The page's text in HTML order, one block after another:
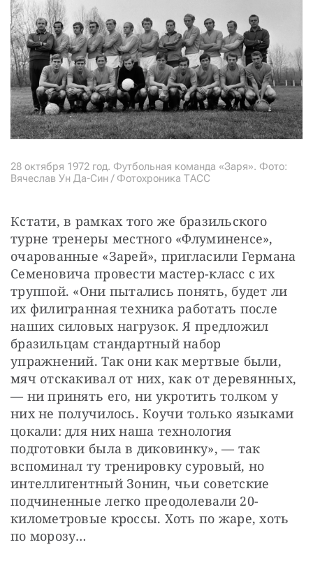
28 октября 1972 год. Футбольная команда «Заря». Фото:
Вячеслав Ун Да-Син / Фотохроника ТАСС
Кстати, в рамках того же бразильского
турне тренеры местного «Флуминенсе»,
очарованные «Зарей», пригласили Германа
Семеновича провести мастер-класс с их
труппой. «Они пытались понять, будет ли
их филигранная техника работать после
наших силовых нагрузок. Я предложил
бразильцам стандартный набор
упражнений. Так они как мертвые были,
мяч отскакивал от них, как от деревянных,
— ни принять его, ни укротить толком у
них не получилось. Коучи только языками
цокали: для них наша технология
подготовки была в диковинку», — так
вспоминал ту тренировку суровый, но
интеллигентный Зонин, чьи советские
подчиненные легко преодолевали 20-
километровые кроссы. Хоть по жаре, хоть
по морозу…